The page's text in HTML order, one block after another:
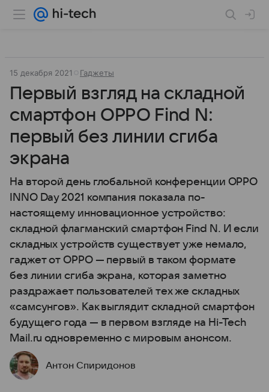
15 декабря 2021 Гаджеты
Первый взгляд на складной
смартфон OPPO Find N:
первый без линии сгиба
экрана
На второй день глобальной конференции OPPO
INNO Day 2021 компания показала по-
настоящему инновационное устройство:
складной флагманский смартфон Find N. И если
складных устройств существует уже немало,
гаджет от OPPO — первый в таком формате
без линии сгиба экрана, которая заметно
раздражает пользователей тех же складных
«самсунгов». Как выглядит складной смартфон
будущего года — в первом взгляде на Hi-Tech
Mail.ru одновременно с мировым анонсом.
Антон Спиридонов